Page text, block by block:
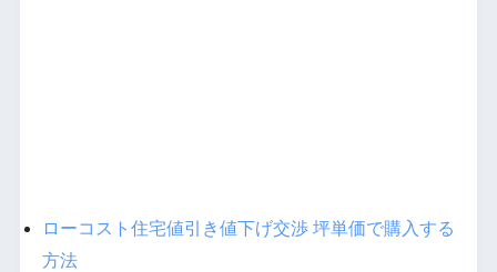
ローコスト住宅値引き値下げ交渉 坪単価で購入する
方法